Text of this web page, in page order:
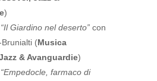
)
“Il Giardino nel deserto” con
(Musica
& Avanguardie)
“Empedocle, farmaco di